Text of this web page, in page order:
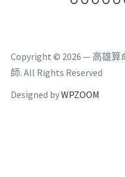
Copyright © 2026 — 高雄
師. All Rights Reserved
Designed byWPZOOM